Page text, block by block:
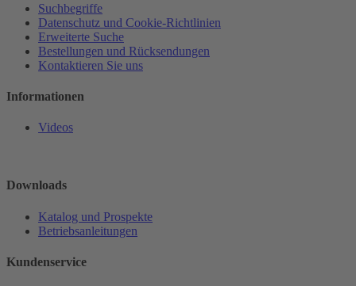
Suchbegriffe
Datenschutz und Cookie-Richtlinien
Erweiterte Suche
Bestellungen und Rücksendungen
Kontaktieren Sie uns
Informationen
Videos
Downloads
Katalog und Prospekte
Betriebsanleitungen
Kundenservice